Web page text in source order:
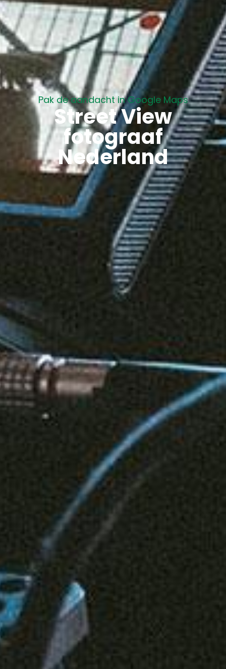
Pak de aandacht in Google Maps
Street View
fotograaf
Nederland